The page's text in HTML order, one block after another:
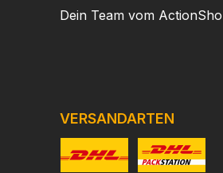
Dein Team vom
VERSANDARTEN